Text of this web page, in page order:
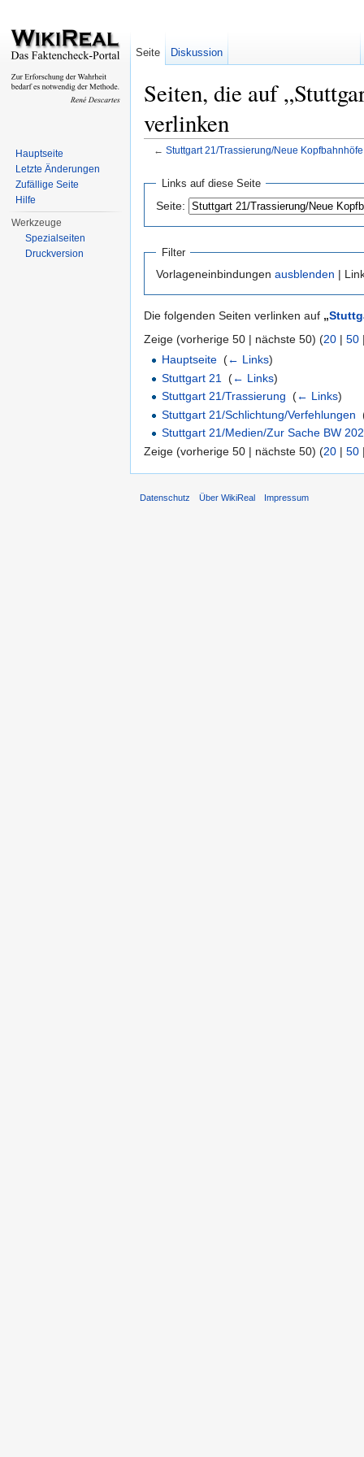
Seiten, die auf
verlinken
← Stuttgart 21/Trassierung/Neue Kopfbahnhöfe
Links auf diese Seite
Seite:
Filter
Vorlageneinbindungen ausblenden |
Die folgenden Seiten verlinken auf „
Zeige (vorherige 50 | nächste 50) (20 | 50
Hauptseite (← Links)
Stuttgart 21
(← Links)
Stuttgart 21/Trassierung
(← Links)
Stuttgart 21/Schlichtung/Verfehlungen
Stuttgart 21/Medien/Zur Sache BW
Zeige (vorherige 50 | nächste 50) (20 | 50
Seite Diskussion
Hauptseite
Letzte Änderungen
Zufällige Seite
Hilfe
Werkzeuge
Spezialseiten
Druckversion
Datenschutz Über WikiReal Impressum